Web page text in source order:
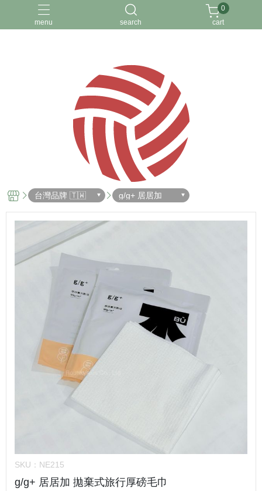
menu search
0
cart
台灣品牌 🇹🇼 g/g+ 居居加
SKU： NE215
g/g+ 居居加 拋棄式旅行厚磅毛巾